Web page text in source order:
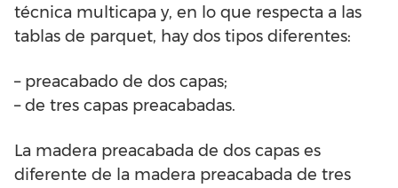
técnica multicapa y, en lo que respecta a las
tablas de parquet, hay dos tipos diferentes:
– preacabado de dos capas;
– de tres capas preacabadas.
La madera preacabada de dos capas es
diferente de la madera preacabada de tres